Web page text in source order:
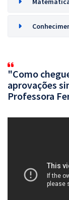
"Como
aprovações
Professora